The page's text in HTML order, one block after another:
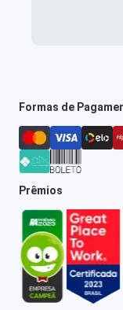
Formas de
Prêmios